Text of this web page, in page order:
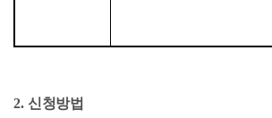
2. 신청방법